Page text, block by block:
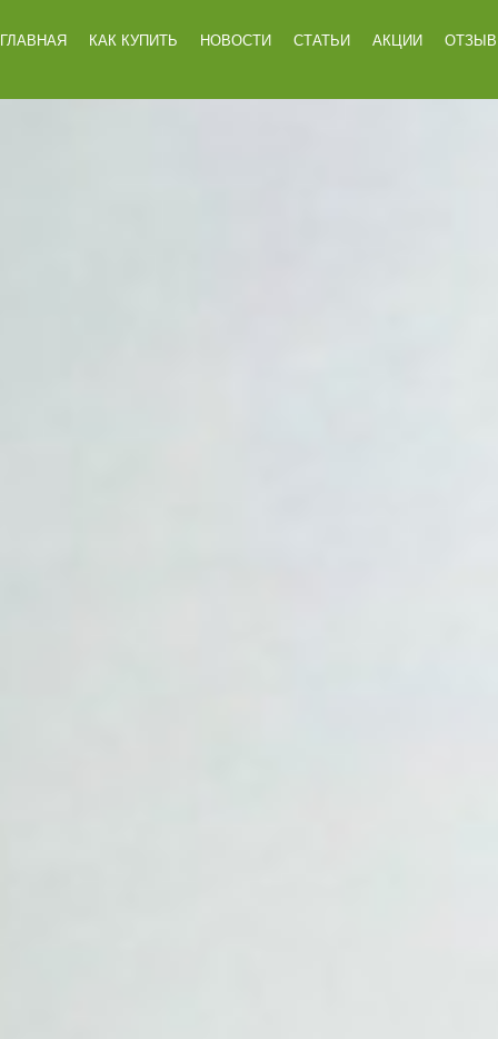
ГЛАВНАЯ КАК КУПИТЬ НОВОСТИ СТАТЬИ АКЦИИ